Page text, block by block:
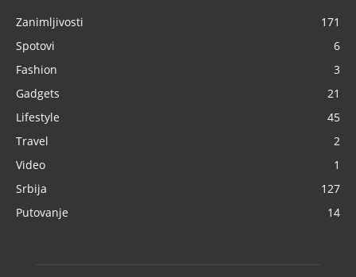
Zanimljivosti
171
Spotovi
6
Fashion
3
Gadgets
21
Lifestyle
45
Travel
2
Video
1
Srbija
127
Putovanje
14